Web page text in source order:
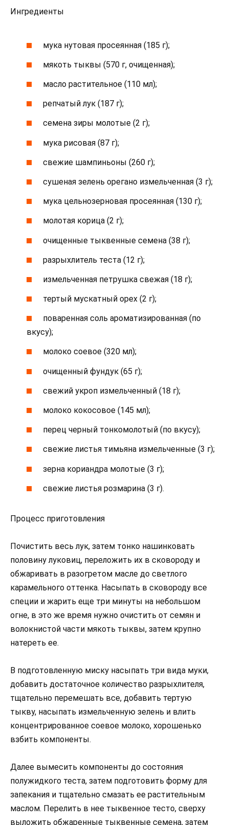
Ингредиенты
мука нутовая просеянная (185 г);
мякоть тыквы (570 г, очищенная);
масло растительное (110 мл);
репчатый лук (187 г);
семена зиры молотые (2 г);
мука рисовая (87 г);
свежие шампиньоны (260 г);
сушеная зелень орегано измельченная (3 г);
мука цельнозерновая просеянная (130 г);
молотая корица (2 г);
очищенные тыквенные семена (38 г);
разрыхлитель теста (12 г);
измельченная петрушка свежая (18 г);
тертый мускатный орех (2 г);
поваренная соль ароматизированная (по
вкусу);
молоко соевое (320 мл);
очищенный фундук (65 г);
свежий укроп измельченный (18 г);
молоко кокосовое (145 мл);
перец черный тонкомолотый (по вкусу);
свежие листья тимьяна измельченные (3 г);
зерна кориандра молотые (3 г);
свежие листья розмарина (3 г).
Процесс приготовления
Почистить весь лук, затем тонко нашинковать
половину луковиц, переложить их в сковороду и
обжаривать в разогретом масле до светлого
карамельного оттенка. Насыпать в сковороду все
специи и жарить еще три минуты на небольшом
огне, в это же время нужно очистить от семян и
волокнистой части мякоть тыквы, затем крупно
натереть ее.
В подготовленную миску насыпать три вида муки,
добавить достаточное количество разрыхлителя,
тщательно перемешать все, добавить тертую
тыкву, насыпать измельченную зелень и влить
концентрированное соевое молоко, хорошенько
взбить компоненты.
Далее вымесить компоненты до состояния
полужидкого теста, затем подготовить форму для
запекания и тщательно смазать ее растительным
маслом. Перелить в нее тыквенное тесто, сверху
выложить обжаренные тыквенные семена, затем